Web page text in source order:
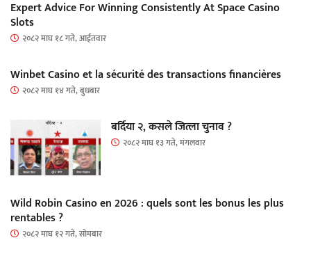
Expert Advice For Winning Consistently At Space Casino
Slots
२०८२ माघ १८ गते, आईतवार
Winbet Casino et la sécurité des transactions financières
२०८२ माघ १४ गते, बुधबार
बर्दिया २, कसले जित्ला चुनाव ?
२०८२ माघ १३ गते, मंगलवार
Wild Robin Casino en 2026 : quels sont les bonus les plus
rentables ?
२०८२ माघ १२ गते, सोमबार